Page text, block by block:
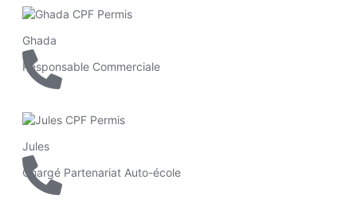
Ghada
Responsable Commerciale
Jules
Chargé Partenariat Auto-école